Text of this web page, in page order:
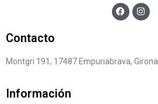
Contacto
Montgri 191, 17487 Empuriabrava, Girona
Información